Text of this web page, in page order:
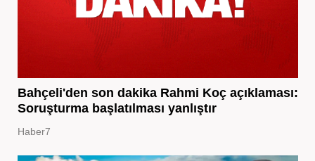
Bahçeli'den son dakika Rahmi Koç açıklaması:
Soruşturma başlatılması yanlıştır
Haber7